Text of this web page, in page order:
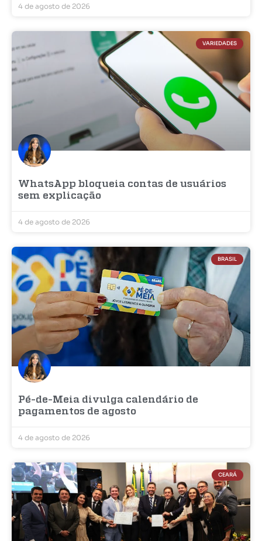
4 de agosto de 2026
VARIEDADES
WhatsApp bloqueia contas de usuários
sem explicação
4 de agosto de 2026
BRASIL
Pé-de-Meia divulga calendário de
pagamentos de agosto
4 de agosto de 2026
CEARÁ